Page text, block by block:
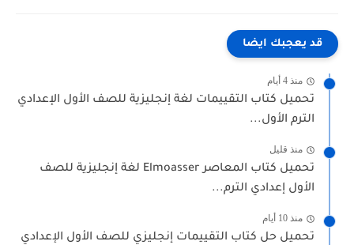
قد يعجبك ايضا
منذ 4 أيام
تحميل كتاب التقييمات لغة إنجليزية للصف الأول الإعدادي
الترم الأول...
منذ قليل
تحميل كتاب المعاصر Elmoasser لغة إنجليزية للصف
الأول إعدادي الترم...
منذ 10 أيام
تحميل حل كتاب التقييمات إنجليزي للصف الأول الإعدادي